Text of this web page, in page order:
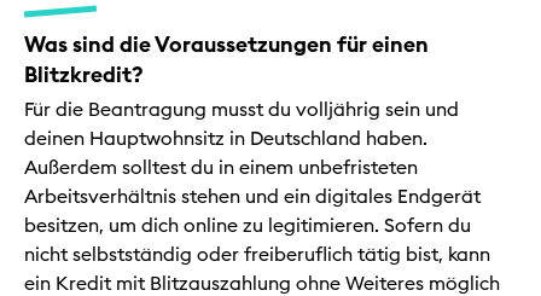
Was sind die Voraussetzungen für einen
Blitzkredit?
Für die Beantragung musst du volljährig sein und
deinen Hauptwohnsitz in Deutschland haben.
Außerdem solltest du in einem unbefristeten
Arbeitsverhältnis stehen und ein digitales Endgerät
besitzen, um dich online zu legitimieren. Sofern du
nicht selbstständig oder freiberuflich tätig bist, kann
ein Kredit mit Blitzauszahlung ohne Weiteres möglich